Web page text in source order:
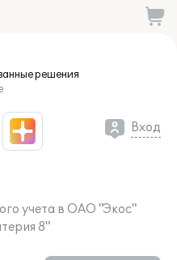
решения
Вход
учета в ОАО "Экос"
8"